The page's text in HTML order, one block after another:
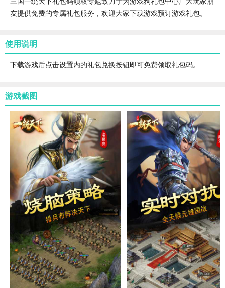
友提供免费的专属礼包服务，欢迎大家下载游戏预订游戏礼包。
使用说明
下载游戏后点击设置内的礼包兑换按钮即可免费领取礼包码。
游戏截图